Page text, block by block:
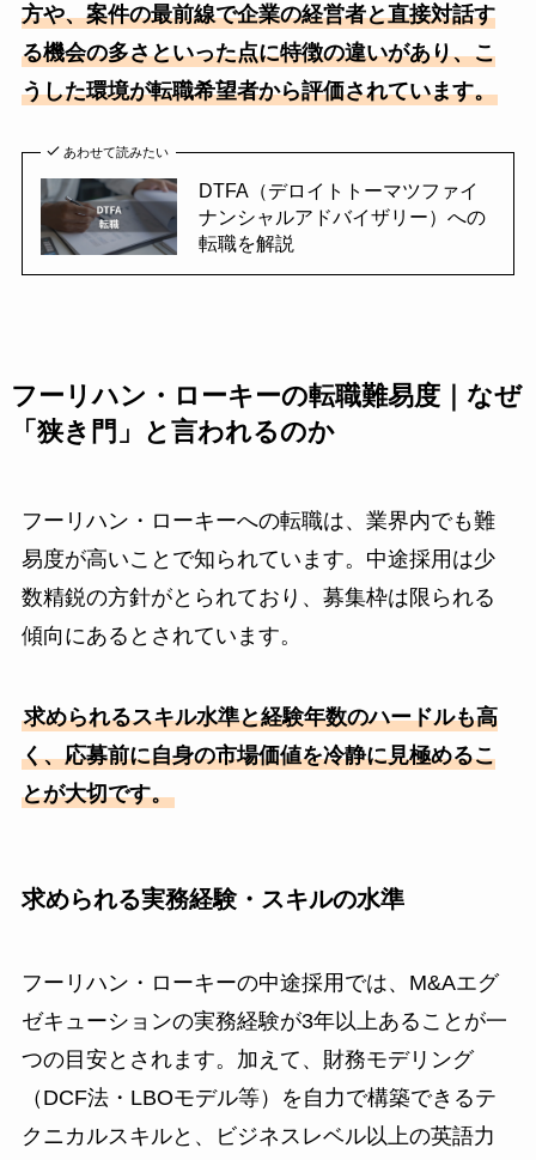
方や、案件の最前線で企業の経営者と直接対話す
る機会の多さといった点に特徴の違いがあり、こ
うした環境が転職希望者から評価されています。
あわせて読みたい
DTFA（デロイトトーマツファイ
ナンシャルアドバイザリー）への
転職を解説
フーリハン・ローキーの転職難易度｜なぜ
「狭き門」と言われるのか
フーリハン・ローキーへの転職は、業界内でも難
易度が高いことで知られています。中途採用は少
数精鋭の方針がとられており、募集枠は限られる
傾向にあるとされています。
求められるスキル水準と経験年数のハードルも高
く、応募前に自身の市場価値を冷静に見極めるこ
とが大切です。
求められる実務経験・スキルの水準
フーリハン・ローキーの中途採用では、M&Aエグ
ゼキューションの実務経験が3年以上あることが一
つの目安とされます。加えて、財務モデリング
（DCF法・LBOモデル等）を自力で構築できるテ
クニカルスキルと、ビジネスレベル以上の英語力